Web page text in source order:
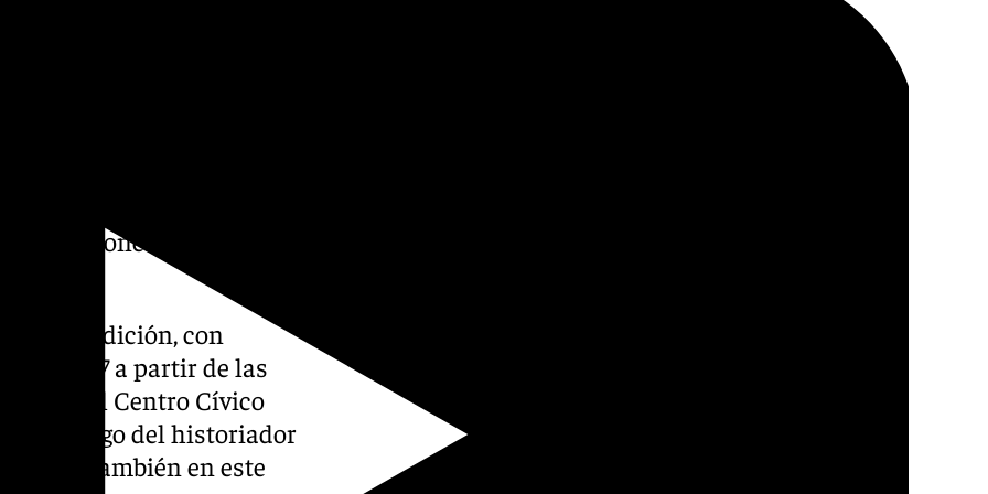
o «un especial y
y vecinas de las
barrio.
de cante y
su 45 edición, con
sábado 7 a partir de las
del Centro Cívico
a cargo del historiador
también en este